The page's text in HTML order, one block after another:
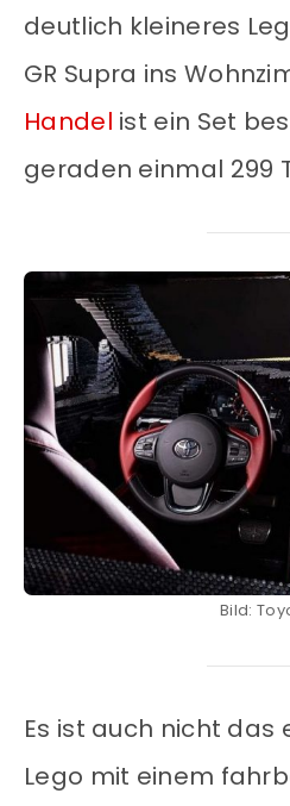
deutlich kleineres
GR Supra ins
Handel ist ein Set
geraden einmal 299
Bild:
Es ist auch nicht das
Lego mit einem